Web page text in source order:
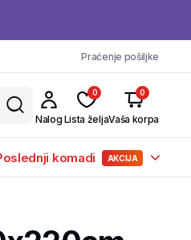
Praćenje pošiljke
Nalog
0
Lista želja
0
Vaša korpa
komadi AKCIJA